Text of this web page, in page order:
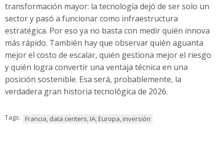
transformación mayor: la tecnología dejó de ser solo un
sector y pasó a funcionar como infraestructura
estratégica. Por eso ya no basta con medir quién innova
más rápido. También hay que observar quién aguanta
mejor el costo de escalar, quién gestiona mejor el riesgo
y quién logra convertir una ventaja técnica en una
posición sostenible. Esa será, probablemente, la
verdadera gran historia tecnológica de 2026.
Tags: Francia, data centers, IA, Europa, inversión